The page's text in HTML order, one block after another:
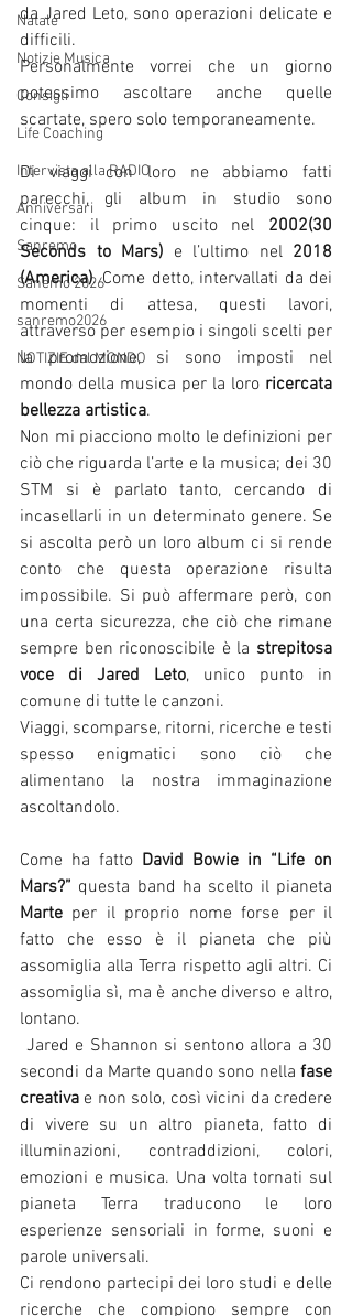
Natale
Notizie Musica
Consigli
Life Coaching
Intervista alla RADIO
Anniversari
Sanremo
Sanemo 2026
sanremo2026
NOTIZIE dal MONDO
da Jared Leto, sono operazioni delicate e
difficili.
Personalmente vorrei che un giorno
potessimo ascoltare anche quelle
scartate, spero solo temporaneamente.
Di viaggi con loro ne abbiamo fatti
parecchi, gli album in studio sono
cinque: il primo uscito nel 2002(30
Seconds to Mars) e l’ultimo nel 2018
(America). Come detto, intervallati da dei
momenti di attesa, questi lavori,
attraverso per esempio i singoli scelti per
la promozione, si sono imposti nel
mondo della musica per la loro ricercata
bellezza artistica.
Non mi piacciono molto le definizioni per
ciò che riguarda l’arte e la musica; dei 30
STM si è parlato tanto, cercando di
incasellarli in un determinato genere. Se
si ascolta però un loro album ci si rende
conto che questa operazione risulta
impossibile. Si può affermare però, con
una certa sicurezza, che ciò che rimane
sempre ben riconoscibile è la strepitosa
voce di Jared Leto, unico punto in
comune di tutte le canzoni.
Viaggi, scomparse, ritorni, ricerche e testi
spesso enigmatici sono ciò che
alimentano la nostra immaginazione
ascoltandolo.
Come ha fatto David Bowie in “Life on
Mars?”
Marte per il proprio nome forse per il
fatto che esso è il pianeta che più
assomiglia alla Terra rispetto agli altri. Ci
assomiglia sì, ma è anche diverso e altro,
lontano.
secondi da Marte quando sono nella fase
creativa e non solo, così vicini da credere
di vivere su un altro pianeta, fatto di
illuminazioni, contraddizioni, colori,
emozioni e musica. Una volta tornati sul
pianeta Terra traducono le loro
esperienze sensoriali in forme, suoni e
parole universali.
Ci rendono partecipi dei loro studi e delle
ricerche che compiono sempre con